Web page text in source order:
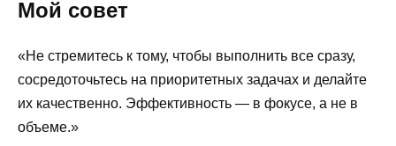
Мой совет
«Не стремитесь к тому, чтобы выполнить все сразу,
сосредоточьтесь на приоритетных задачах и делайте
их качественно. Эффективность — в фокусе, а не в
объеме.»